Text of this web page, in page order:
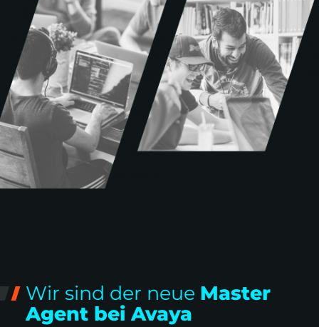
Wir sind der neue Master
Agent bei Avaya